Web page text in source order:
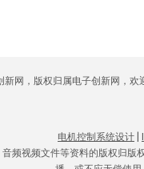
网，版权归属电子创新网，
电机控制系统设计
频视频文件等资料的版权归